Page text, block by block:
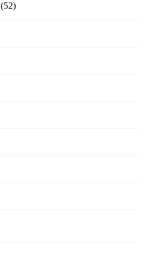
(52)